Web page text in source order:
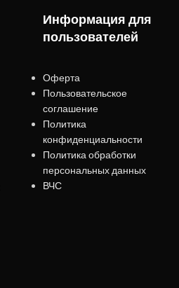
Информация для
пользователей
Оферта
Пользовательское
соглашение
Политика
конфиденциальности
Политика обработки
персональных данных
ВЧС